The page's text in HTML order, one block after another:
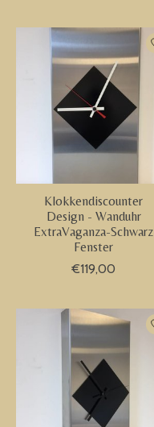
Klokkendiscounter
Design - Wanduhr
ExtraVaganza-Schwarz
Fenster
€119,00